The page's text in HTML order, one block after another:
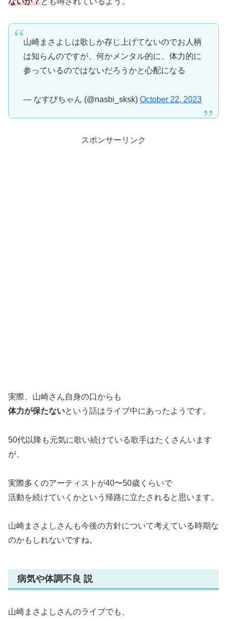
山崎まさよしは歌しか存じ上げてないのでお人柄
は知らんのですが、何かメンタル的に、体力的に
参っているのではないだろうかと心配になる
— なすびちゃん (@nasbi_sksk) October 22, 2023
スポンサーリンク
実際、山崎さん自身の口からも
体力が保たないという話はライブ中にあったようです。
50代以降も元気に歌い続けている歌手はたくさんいます
が、
実際多くのアーティストが40〜50歳くらいで
活動を続けていくかという帰路に立たされると思います。
山崎まさよしさんも今後の方針について考えている時期な
のかもしれないですね。
病気や体調不良 説
山崎まさよしさんのライブでも、